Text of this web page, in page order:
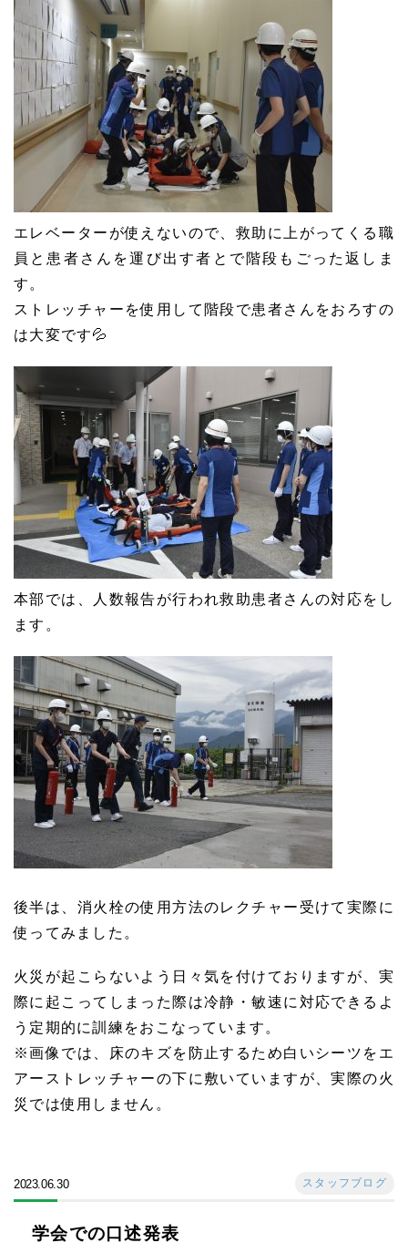
エレベーターが使えないので、救助に上がってくる職
員と患者さんを運び出す者とで階段もごった返しま
す。
ストレッチャーを使用して階段で患者さんをおろすの
は大変です💦
本部では、人数報告が行われ救助患者さんの対応をし
ます。
後半は、消火栓の使用方法のレクチャー受けて実際に
使ってみました。
火災が起こらないよう日々気を付けておりますが、実
際に起こってしまった際は冷静・敏速に対応できるよ
う定期的に訓練をおこなっています。
※画像では、床のキズを防止するため白いシーツをエ
アーストレッチャーの下に敷いていますが、実際の火
災では使用しません。
2023.06.30 スタッフブログ
学会での口述発表